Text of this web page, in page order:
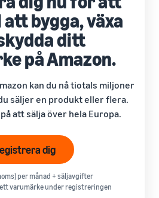
bygga, växa
ditt
på Amazon.
kan du nå tiotals miljoner
säljer en produkt eller flera.
att sälja över hela Europa.
dig
per månad + säljavgifter
varumärke under registreringen